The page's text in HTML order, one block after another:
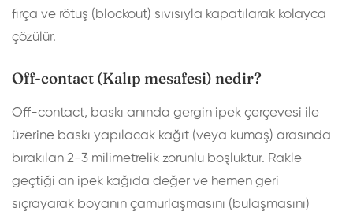
fırça ve rötuş (blockout) sıvısıyla kapatılarak kolayca
çözülür.
Off-contact (Kalıp mesafesi) nedir?
Off-contact, baskı anında gergin ipek çerçevesi ile
üzerine baskı yapılacak kağıt (veya kumaş) arasında
bırakılan 2-3 milimetrelik zorunlu boşluktur. Rakle
geçtiği an ipek kağıda değer ve hemen geri
sıçrayarak boyanın çamurlaşmasını (bulaşmasını)